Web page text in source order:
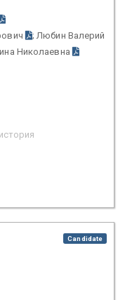
; Любин Валерий
Николаевна
Candidate